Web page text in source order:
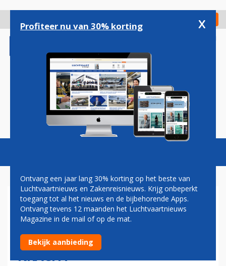
gaan
Check in
Magazine Podcasts Vacatures
LUCHTHAVEN KINSHASA
HEROPEND, MAATREGELEN
TEGEN EBOLA BLIJVEN VAN
KRACHT
Profiteer nu van 30% korting x
Ontvang een jaar lang 30% korting op het beste van
Luchtvaartnieuws en Zakenreisnieuws. Krijg onbeperkt
toegang tot al het nieuws en de bijbehorende Apps.
Ontvang tevens 12 maanden het Luchtvaartnieuws
Magazine in de mail of op de mat.
Bekijk aanbieding